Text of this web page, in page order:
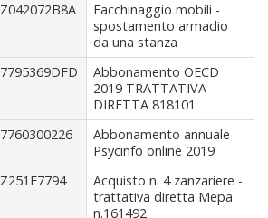
Z042072B8A
Facchinaggio mobili -
spostamento armadio
da una stanza
7795369DFD
Abbonamento OECD
2019 TRATTATIVA
DIRETTA 818101
7760300226
Abbonamento annuale
Psycinfo online 2019
Z251E7794
Acquisto n. 4 zanzariere -
trattativa diretta Mepa
n.161492